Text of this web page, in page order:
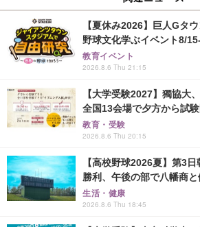
【夏休み2026】巨人Gタ
野球文化学ぶイベント8/
教育イベント
2026.8.6 Thu 21:15
【大学受験2027】獨協大
全国13会場で夕方から試
教育・受験
2026.8.6 Thu 20:15
【高校野球2026夏】第3
勝利、午後の部で八幡商
生活・健康
2026.8.6 Thu 18:45